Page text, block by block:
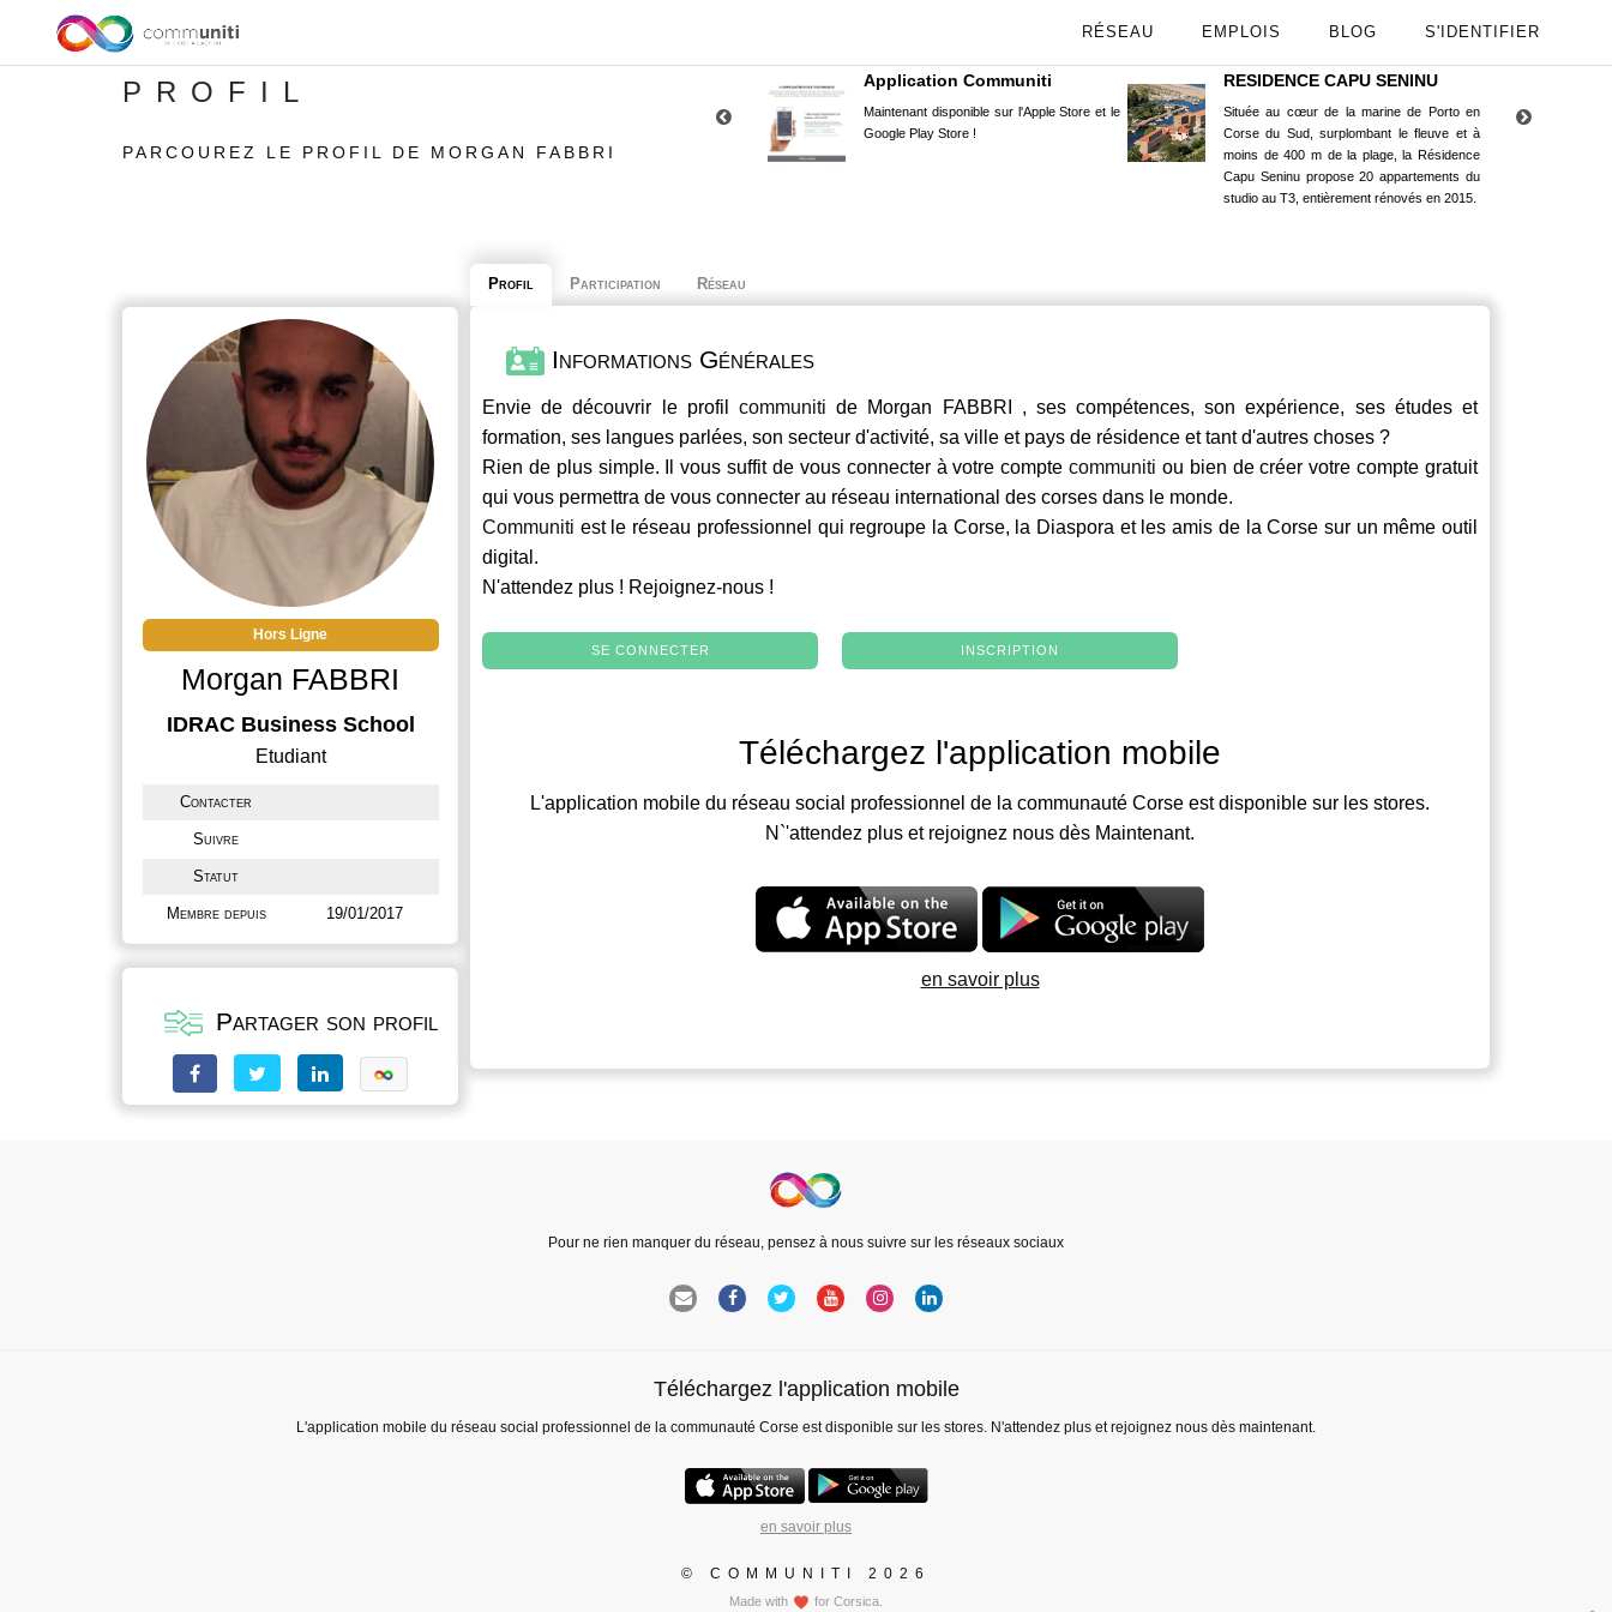
RÉSEAU EMPLOIS BLOG S'IDENTIFIER
PROFIL
PARCOUREZ LE PROFIL DE MORGAN FABBRI
Application Communiti
Maintenant disponible sur l'Apple Store et le
Google Play Store !
RESIDENCE CAPU SENINU
Située au cœur de la marine de Porto en
Corse du Sud, surplombant le fleuve et à
moins de 400 m de la plage, la Résidence
Capu Seninu propose 20 appartements du
studio au T3, entièrement rénovés en 2015.
Hors Ligne
Morgan FABBRI
IDRAC Business School
Etudiant
Contacter
Suivre
Statut
Membre depuis 19/01/2017
Partager son profil
Profil Participation Réseau
Informations Générales
Envie de découvrir le profil communiti de Morgan FABBRI , ses compétences, son expérience, ses études et
formation, ses langues parlées, son secteur d'activité, sa ville et pays de résidence et tant d'autres choses ?
Rien de plus simple. Il vous suffit de vous connecter à votre comptecommuniti ou bien de créer votre compte gratuit
qui vous permettra de vous connecter au réseau international des corses dans le monde.
Communiti est le réseau professionnel qui regroupe la Corse, la Diaspora et les amis de la Corse sur un même outil
digital.
N'attendez plus ! Rejoignez-nous !
SE CONNECTER INSCRIPTION
Téléchargez l'application mobile
L'application mobile du réseau social professionnel de la communauté Corse est disponible sur les stores.
N`'attendez plus et rejoignez nous dès Maintenant.
en savoir plus
Pour ne rien manquer du réseau, pensez à nous suivre sur les réseaux sociaux
Téléchargez l'application mobile
L'application mobile du réseau social professionnel de la communauté Corse est disponible sur les stores. N'attendez plus et rejoignez nous dès maintenant.
en savoir plus
© COMMUNITI 2026
Made with for Corsica.